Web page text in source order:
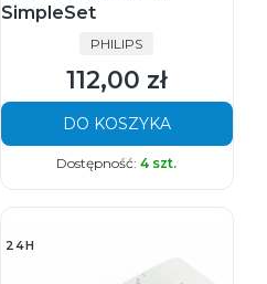
SimpleSet
PRODUCENT
PHILIPS
Cena
112,00 zł
DO KOSZYKA
Dostępność:4 szt.
24H